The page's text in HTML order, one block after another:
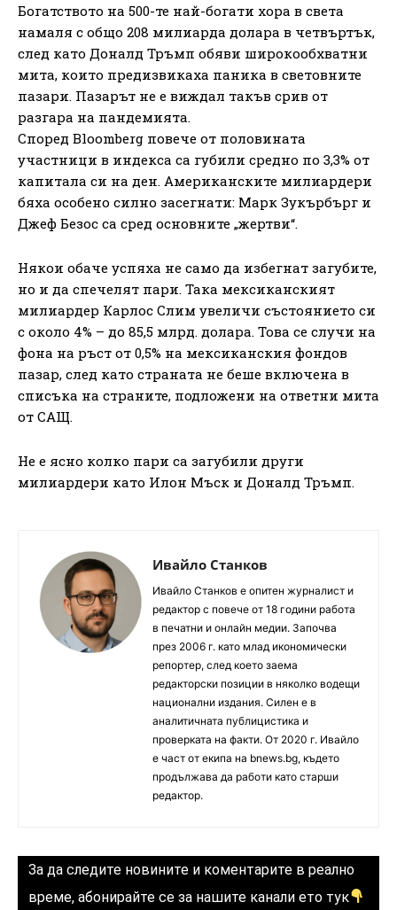
Богатството на 500-те най-богати хора в света
намаля с общо 208 милиарда долара в четвъртък,
след като Доналд Тръмп обяви широкообхватни
мита, които предизвикаха паника в световните
пазари. Пазарът не е виждал такъв срив от
разгара на пандемията.
Според Bloomberg повече от половината
участници в индекса са губили средно по 3,3% от
капитала си на ден. Американските милиардери
бяха особено силно засегнати: Марк Зукърбърг и
Джеф Безос са сред основните „жертви“.
Някои обаче успяха не само да избегнат загубите,
но и да спечелят пари. Така мексиканският
милиардер Карлос Слим увеличи състоянието си
с около 4% – до 85,5 млрд. долара. Това се случи на
фона на ръст от 0,5% на мексиканския фондов
пазар, след като страната не беше включена в
списъка на страните, подложени на ответни мита
от САЩ.
Не е ясно колко пари са загубили други
милиардери като Илон Мъск и Доналд Тръмп.
Ивайло Станков
Ивайло Станков е опитен журналист и
редактор с повече от 18 години работа
в печатни и онлайн медии. Започва
през 2006 г. като млад икономически
репортер, след което заема
редакторски позиции в няколко водещи
национални издания. Силен е в
аналитичната публицистика и
проверката на факти. От 2020 г. Ивайло
е част от екипа на bnews.bg, където
продължава да работи като старши
редактор.
За да следите новините и коментарите в реално
време, абонирайте се за нашите канали ето тук